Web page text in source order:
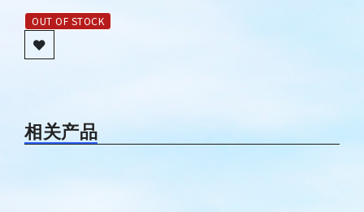
OUT OF STOCK
相关产品